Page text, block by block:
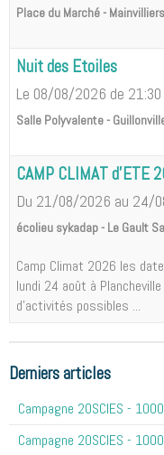
Place du Marché - Mainvilliers
Nuit des Etoiles
Le 08/08/2026 de 21:30
Salle Polyvalente -
CAMP CLIMAT d'ETE
Du 21/08/2026 au 24/
écolieu sykadap - Le Gault
Camp Climat 2026 les
lundi 24 août à
d'activités possibles ...
Derniers articles
Campagne 20SCIES -
Campagne 20SCIES -